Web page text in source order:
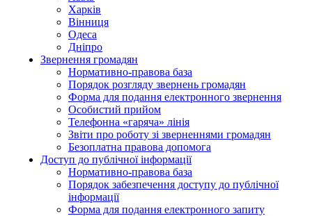
Харків
Вінниця
Одеса
Дніпро
Звернення громадян
Нормативно-правова база
Порядок розгляду звернень громадян
Форма для подання електронного звернення
Особистий прийом
Телефонна «гаряча» лінія
Звіти про роботу зі зверненнями громадян
Безоплатна правова допомога
Доступ до публічної інформації
Нормативно-правова база
Порядок забезпечення доступу до публічної
інформації
Форма для подання електронного запиту